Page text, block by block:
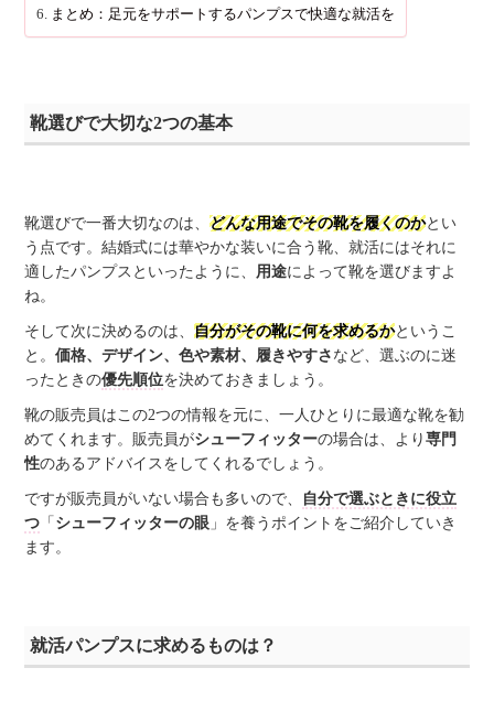
まとめ：足元をサポートするパンプスで快適な就活を
靴選びで大切な2つの基本
靴選びで一番大切なのは、どんな用途でその靴を履くのかとい
う点です。結婚式には華やかな装いに合う靴、就活にはそれに
適したパンプスといったように、 用途によって靴を選びますよ
ね。
そして次に決めるのは、自分がその靴に何を求めるかというこ
と。価格、デザイン、色や素材、履きやすさ など、選ぶのに迷
ったときの優先順位を決めておきましょう。
靴の販売員はこの2つの情報を元に、一人ひとりに最適な靴を勧
めてくれます。販売員がシューフィッターの場合は、より専門
性のあるアドバイスをしてくれるでしょう。
ですが販売員がいない場合も多いので、
自分で選ぶときに役立
つ 「 シューフィッターの眼 」を養うポイントをご紹介していき
ます。
就活パンプスに求めるものは？